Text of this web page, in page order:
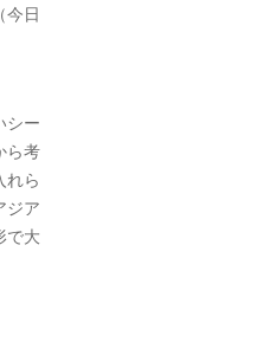
今日
シー
ら考
れら
ジア
で大